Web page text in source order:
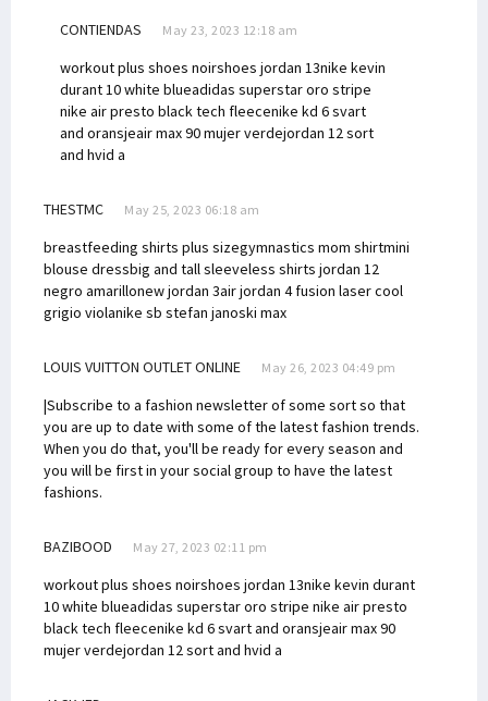
CONTIENDAS May 23, 2023 12:18 am
workout plus shoes noirshoes jordan 13nike kevin
durant 10 white blueadidas superstar oro stripe
nike air presto black tech fleecenike kd 6 svart
and oransjeair max 90 mujer verdejordan 12 sort
and hvid a
THESTMC May 25, 2023 06:18 am
breastfeeding shirts plus sizegymnastics mom shirtmini
blouse dressbig and tall sleeveless shirts jordan 12
negro amarillonew jordan 3air jordan 4 fusion laser cool
grigio violanike sb stefan janoski max
LOUIS VUITTON OUTLET ONLINE May 26, 2023 04:49 pm
|Subscribe to a fashion newsletter of some sort so that
you are up to date with some of the latest fashion trends.
When you do that, you'll be ready for every season and
you will be first in your social group to have the latest
fashions.
BAZIBOOD May 27, 2023 02:11 pm
workout plus shoes noirshoes jordan 13nike kevin durant
10 white blueadidas superstar oro stripe nike air presto
black tech fleecenike kd 6 svart and oransjeair max 90
mujer verdejordan 12 sort and hvid a